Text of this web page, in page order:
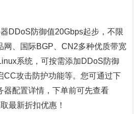
DDoS防御值20Gbps起步，不限
网、国际BGP、CN2多种优质带宽
系统，可按需添加DDoS防御
CC攻击防护功能等。您可通过下
器配置详情，下单前可先查看
取最新折扣优惠！